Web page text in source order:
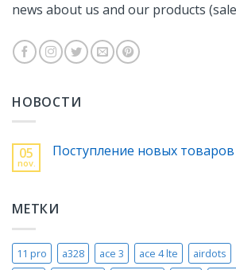
news about us and our products
НОВОСТИ
05
nov.
Поступление новых товаров
МЕТКИ
11 pro a328 ace 3 ace 4 lte airdots